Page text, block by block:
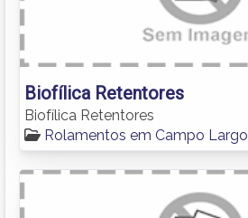
Biofílica Retentores
Biofílica Retentores
Rolamentos em Campo Largo